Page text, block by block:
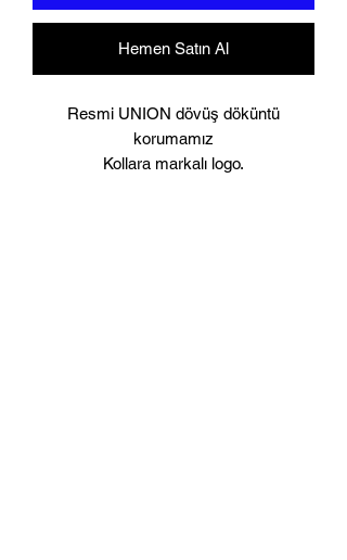
Hemen Satın Al
Resmi UNION dövüş döküntü
korumamız
Kollara markalı logo.